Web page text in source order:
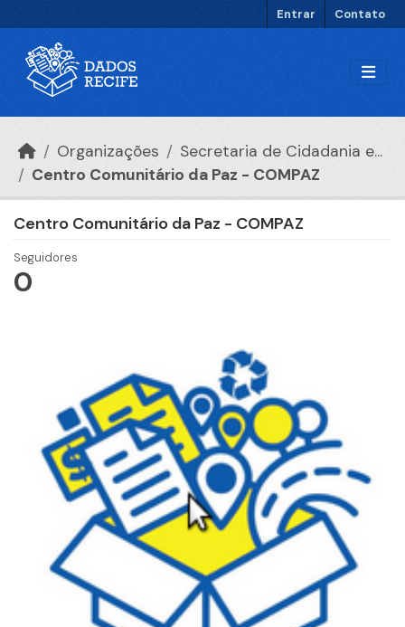
Entrar Contato
Organizações
Secretaria de Cidadania e...
Centro Comunitário da Paz - COMPAZ
Centro Comunitário da Paz - COMPAZ
Seguidores
0